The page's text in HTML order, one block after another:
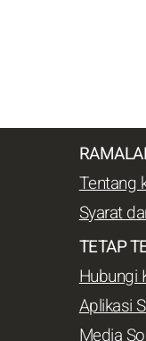
Tentang
Syarat
TETAP
Hubungi
Aplikasi
Media